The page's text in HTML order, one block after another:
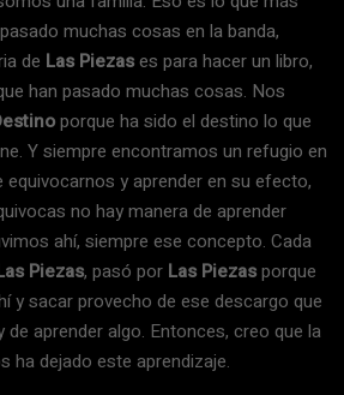
muchas cosas en la banda,
de Las Piezases para hacer un libro,
han pasado muchas cosas. Nos
porque ha sido el destino lo que
Y siempre encontramos un refugio en
equivocarnos y aprender en su efecto,
no hay manera de aprender
ahí, siempre ese concepto. Cada
Piezas, pasó por Las Piezasporque
y sacar provecho de ese descargo que
aprender algo. Entonces, creo que la
ha dejado este aprendizaje.